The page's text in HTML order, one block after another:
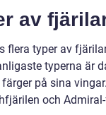
av
flera typer av
typerna är
på sina
och